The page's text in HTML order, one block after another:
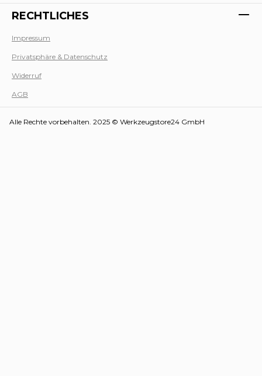
RECHTLICHES
Impressum
Privatsphäre & Datenschutz
Widerruf
AGB
Alle Rechte vorbehalten. 2025 © Werkzeugstore24 GmbH